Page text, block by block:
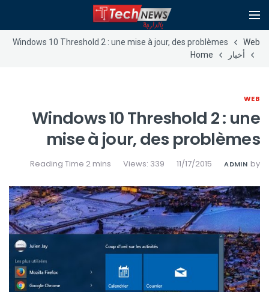
Windows 10 Threshold 2 : une mise à jour, des problèmes
Web
أخبار
Home
WEB
Windows 10 Threshold 2 : une
mise à jour, des problèmes
by
ADMIN
11/17/2015
Views: 339